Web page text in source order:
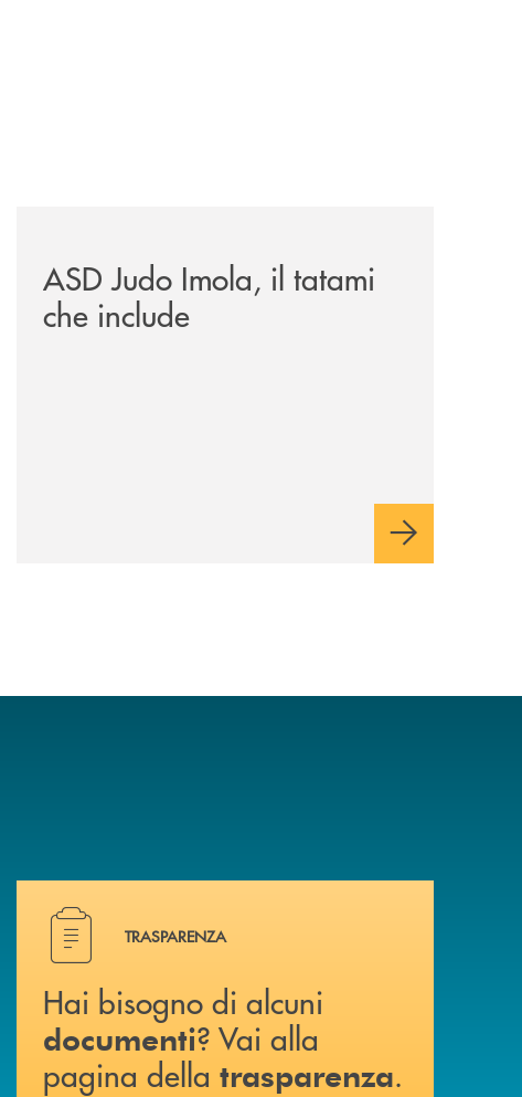
ASD Judo Imola, il tatami
che include
Hai bisogno di alcuni documenti ? Vai alla pagina della
TRASPARENZA
Hai bisogno di alcuni
documenti? Vai alla
pagina della trasparenza.